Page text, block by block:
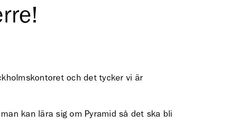
och det tycker vi är
kan lära sig om Pyramid så det ska bli